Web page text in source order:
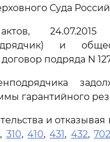
Суда
24.07.2015
и
подряда N
гарантийного
и отказывая
, 310,410,431, 432,702